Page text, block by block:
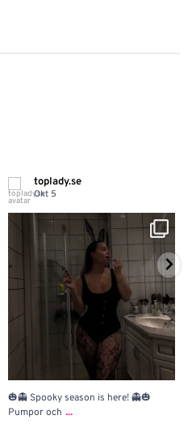
toplady.se
Okt 5
🎃👻 Spooky season is here! 👻🎃
Pumpor och ...